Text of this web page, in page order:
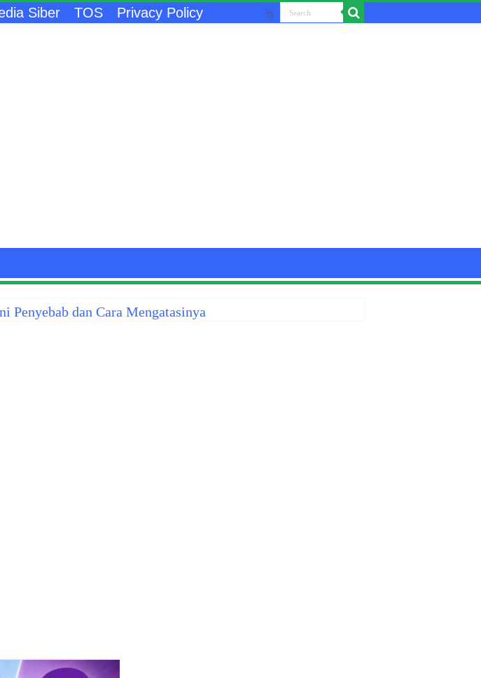
Siber TOS Privacy Policy
Penyebab dan Cara Mengatasinya